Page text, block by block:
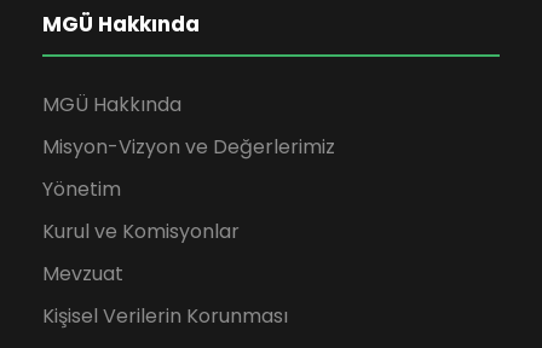
MGÜ Hakkında
MGÜ Hakkında
Misyon-Vizyon ve Değerlerimiz
Yönetim
Kurul ve Komisyonlar
Mevzuat
Kişisel Verilerin Korunması